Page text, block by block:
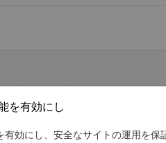
正餐
を有効にし
有効にし、安全なサイトの運用を保